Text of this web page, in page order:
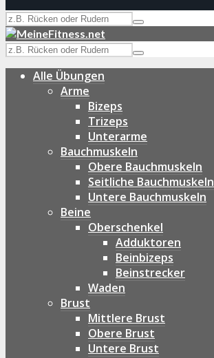
Alle Übungen
Arme
Bizeps
Trizeps
Unterarme
Bauchmuskeln
Obere Bauchmuskeln
Seitliche Bauchmuskeln
Untere Bauchmuskeln
Beine
Oberschenkel
Adduktoren
Beinbizeps
Beinstrecker
Waden
Brust
Mittlere Brust
Obere Brust
Untere Brust